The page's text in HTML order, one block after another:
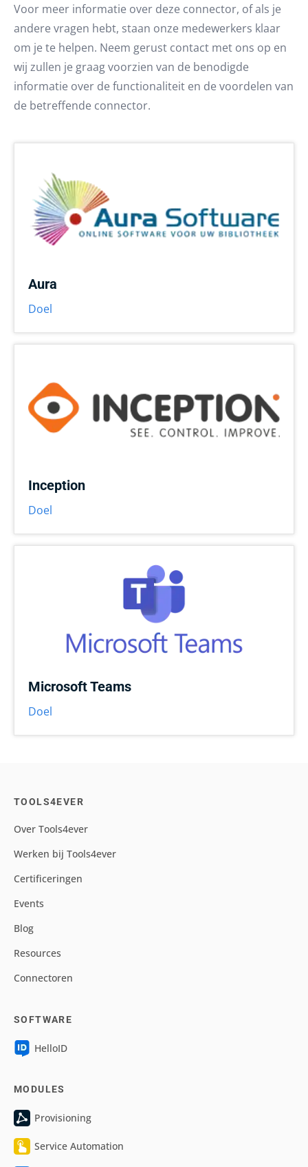
Voor meer informatie over deze connector, of als je
andere vragen hebt, staan onze medewerkers klaar
om je te helpen. Neem gerust contact met ons op en
wij zullen je graag voorzien van de benodigde
informatie over de functionaliteit en de voordelen van
de betreffende connector.
Aura
Doel
Inception
Doel
Microsoft Teams
Doel
TOOLS4EVER
Over Tools4ever
Werken bij Tools4ever
Certificeringen
Events
Blog
Resources
Connectoren
SOFTWARE
HelloID
MODULES
Provisioning
Service Automation